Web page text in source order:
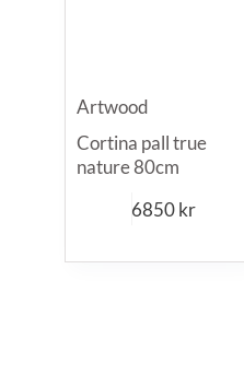
Artwood
Cortina pall true
nature 80cm
6850kr